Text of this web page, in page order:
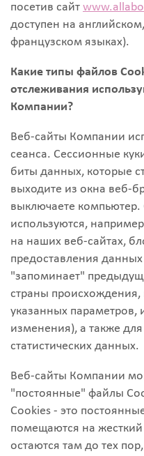
посетив сайт
доступен на
французском языках).
Какие типы файлов
отслеживания
Компании?
Веб-сайты Компании
сеанса. Сессионные
биты данных, которые
выходите из окна веб-
выключаете
используются,
на наших веб-сайтах,
предоставления данных
"запоминает"
страны
указанных параметров,
изменения), а также
статистических данных.
Веб-сайты Компании
"постоянные" файлы
Cookies - это
помещаются на
остаются там до тех